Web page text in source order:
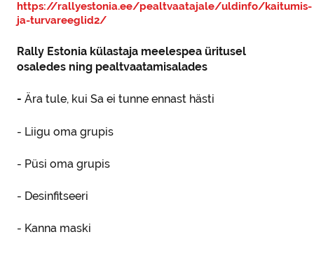
https://rallyestonia.ee/pealtvaatajale/uldinfo/kaitumis-
ja-turvareeglid2/
Rally Estonia külastaja meelespea üritusel
osaledes ning pealtvaatamisalades
-Ära tule, kui Sa ei tunne ennast hästi
- Liigu oma grupis
- Püsi oma grupis
- Desinfitseeri
- Kanna maski